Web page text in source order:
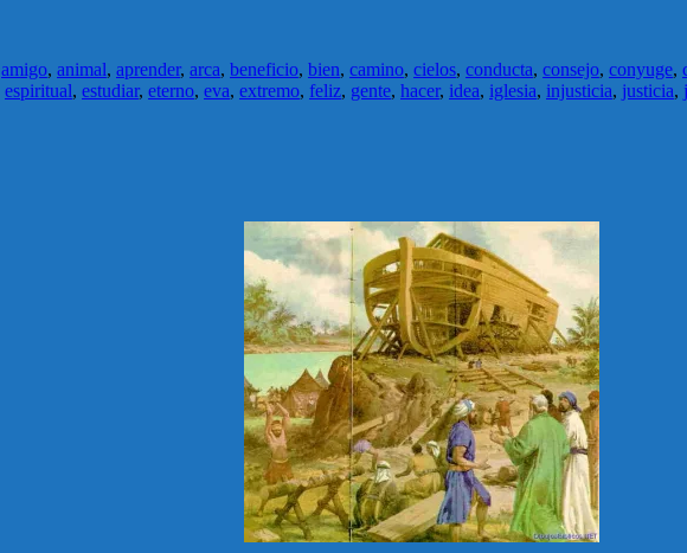
amigo, animal, aprender, arca, beneficio, bien, camino, cielos, conducta, consejo, conyuge,
espiritual, estudiar, eterno, eva, extremo, feliz, gente, hacer, idea, iglesia, injusticia, justicia,